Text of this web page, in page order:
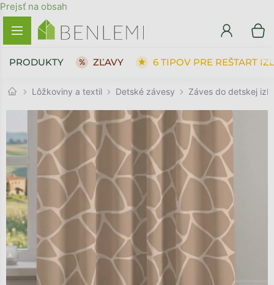
Prejsť na obsah
PRODUKTY ZĽAVY 6 TIPOV PRE REŠTART
Lôžkoviny a textil Detské závesy Záves do detskej
SPÄŤ DO OBCHODU PREJSŤ DO KOŠÍKA
SPÄŤ DO OBCHODU PREJSŤ DO KOŠÍKA